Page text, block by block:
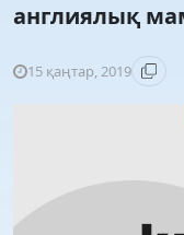
англиялық
15 қаңтар, 2019